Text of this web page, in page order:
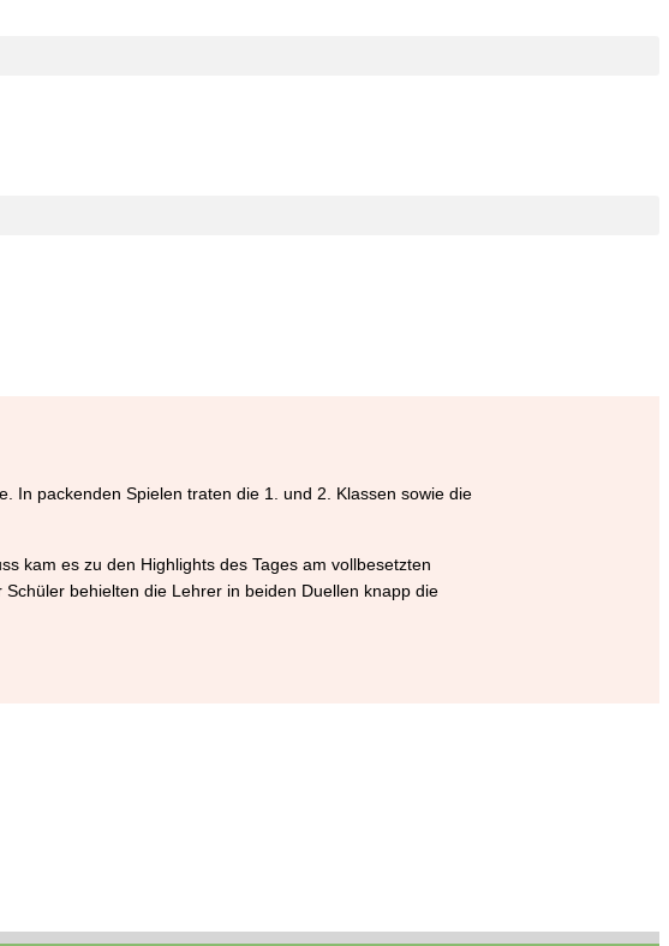
In packenden Spielen traten die 1. und 2. Klassen sowie die
kam es zu den Highlights des Tages am vollbesetzten
behielten die Lehrer in beiden Duellen knapp die